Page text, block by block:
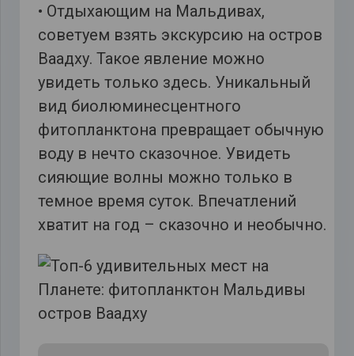
• Отдыхающим на Мальдивах,
советуем взять экскурсию на остров
Ваадху. Такое явление можно
увидеть только здесь. Уникальный
вид биолюминесцентного
фитопланктона превращает обычную
воду в нечто сказочное. Увидеть
сияющие волны можно только в
темное время суток. Впечатлений
хватит на год – сказочно и необычно.